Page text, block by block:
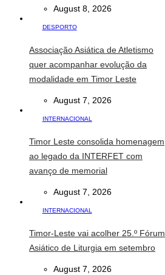
August 8, 2026
DESPORTO
Associação Asiática de Atletismo
quer acompanhar evolução da
modalidade em Timor Leste
August 7, 2026
INTERNACIONAL
Timor Leste consolida homenagem
ao legado da INTERFET com
avanço de memorial
August 7, 2026
INTERNACIONAL
Timor-Leste vai acolher 25.º Fórum
Asiático de Liturgia em setembro
August 7, 2026